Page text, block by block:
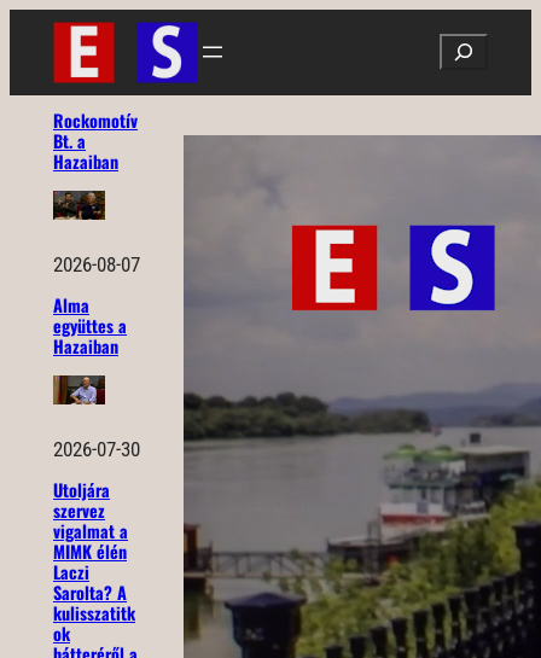
Ugrás
tartalomhoz
Search
Rockomotív
Bt. a
Hazaiban
2026-08-07
Alma
együttes a
Hazaiban
2026-07-30
Utoljára
szervez
vigalmat a
MIMK élén
Laczi
Sarolta? A
kulisszatitk
ok